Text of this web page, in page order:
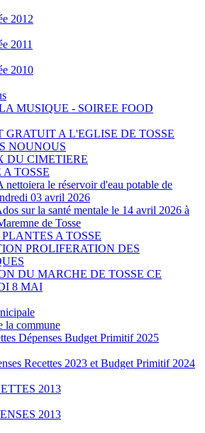
2012
2011
2010
MUSIQUE - SOIREE FOOD
GRATUIT A L'EGLISE DE TOSSE
NOUNOUS
DU CIMETIERE
TOSSE
le réservoir d'eau potable de
03 avril 2026
sur la santé mentale le 14 avril 2026 à
de Tosse
A TOSSE
PROLIFERATION DES
DU MARCHE DE TOSSE CE
8 MAI
la commune
Dépenses Budget Primitif 2025
Recettes 2023 et Budget Primitif 2024
2013
2013